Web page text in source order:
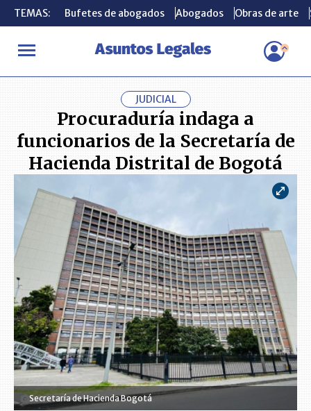
TEMAS: Bufetes de abogados Abogados Obras de arte
INICIO ACTUALIDAD Procuraduría indaga a funcionarios de la
TEMAS: Bufetes de abogados Abogados Obras de arte
JUDICIAL
Procuraduría indaga a
funcionarios de la Secretaría de
Hacienda Distrital de Bogotá
Secretaría de Hacienda Bogotá